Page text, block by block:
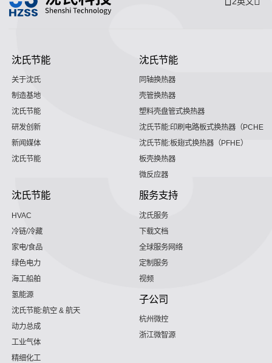
沈氏节能
关于沈氏
制造基地
沈氏节能
研发创新
新闻媒体
沈氏节能
沈氏节能
同轴换热器
壳管换热器
塑料壳盘管式换热器
沈氏节能:印刷电路板式换热器（PCHE）
沈氏节能:板翅式换热器（PFHE）
板壳换热器
微反应器
沈氏节能
HVAC
冷链/冷藏
家电/食品
绿色电力
海工船舶
氢能源
沈氏节能:航空 & 航天
动力总成
工业气体
精细化工
服务支持
沈氏服务
下载文档
全球服务网络
定制服务
视频
子公司
杭州微控
浙江微智源